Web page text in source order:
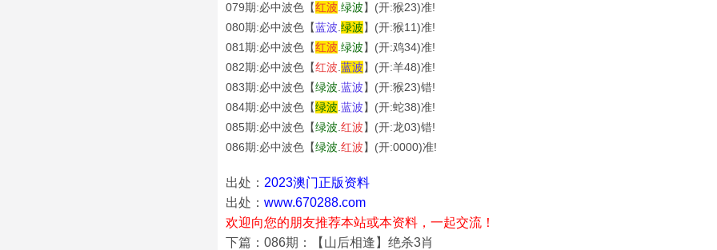
079期:必中波色【红波 绿波】(开:猴23)准!
080期:必中波色【蓝波 绿波】(开:猴11)准!
081期:必中波色【红波 绿波】(开:鸡34)准!
082期:必中波色【红波 蓝波】(开:羊48)准!
083期:必中波色【绿波 蓝波】(开:猴23)错!
084期:必中波色【绿波 蓝波】(开:蛇38)准!
085期:必中波色【绿波 红波】(开:龙03)错!
086期:必中波色【绿波 红波】(开:0000)准!
出处： 2023澳门正版资料
出处： www.670288.com
欢迎向您的朋友推荐本站或本资料，一起交流！
下篇：086期：【山后相逢】绝杀3肖